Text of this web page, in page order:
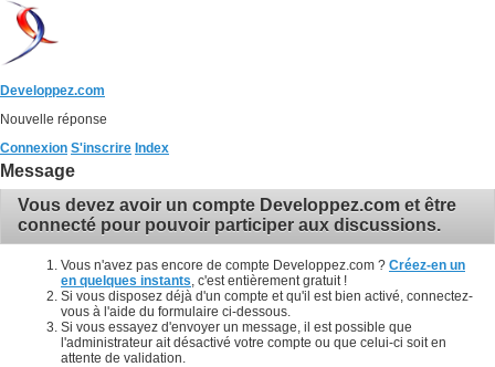
Developpez.com
Nouvelle réponse
Connexion S'inscrire Index
Message
Vous devez avoir un compte Developpez.com et être
connecté pour pouvoir participer aux discussions.
Vous n'avez pas encore de compte Developpez.com ? Créez-en un
en quelques instants , c'est entièrement gratuit !
Si vous disposez déjà d'un compte et qu'il est bien activé, connectez-
vous à l'aide du formulaire ci-dessous.
Si vous essayez d'envoyer un message, il est possible que
l'administrateur ait désactivé votre compte ou que celui-ci soit en
attente de validation.